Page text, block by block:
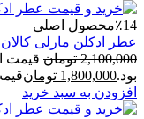
٪14محصول اصلی
عطر ادکلن مارلی کالان
2,100,000 تومان
بود.1,800,000 تومانقیمت
افزودن به سبد خرید